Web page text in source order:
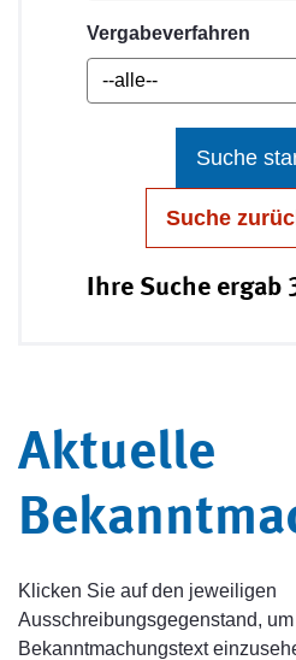
Vergabeverfahren
Suche
Suche
Ihre Suche ergab
Aktuelle
Klicken Sie auf den jeweiligen
Ausschreibungsgegenstand,
Bekanntmachungstext